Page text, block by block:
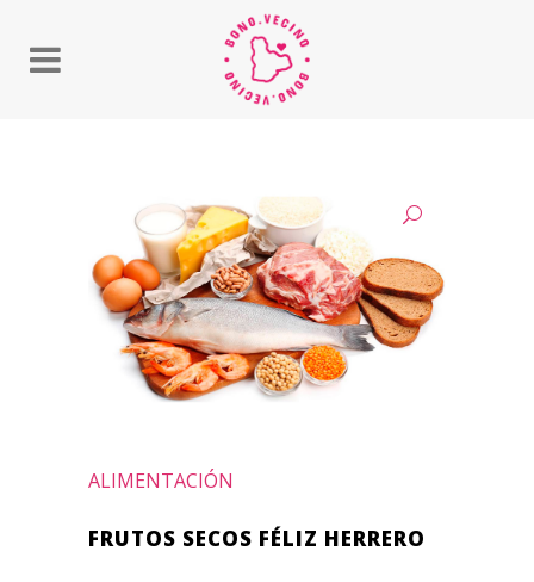
ALIMENTACIÓN
FRUTOS SECOS FÉLIZ HERRERO